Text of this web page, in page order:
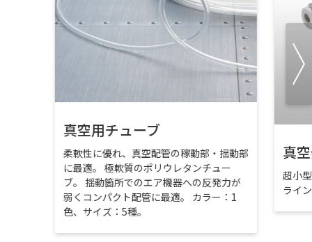
真空用チューブ
柔軟性に優れ、真空配管の稼動部・揺動部
に最適。 極軟質のポリウレタンチュー
ブ。 揺動箇所でのエア機器への反発力が
弱くコンパクト配管に最適。 カラー：1
色、サイズ：5種。
真
超小
ライ